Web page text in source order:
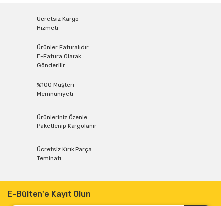
Ücretsiz Kargo
Hizmeti
Ürünler Faturalıdır.
E-Fatura Olarak
Gönderilir
%100 Müşteri
Memnuniyeti
Ürünleriniz Özenle
Paketlenip Kargolanır
Ücretsiz Kırık Parça
Teminatı
E-Bülten'e Kayıt Olun